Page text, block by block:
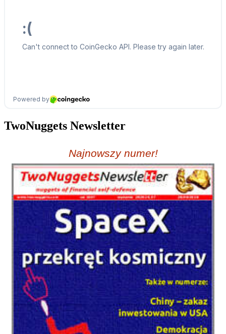
TwoNuggets Newsletter
Najnowszy numer!